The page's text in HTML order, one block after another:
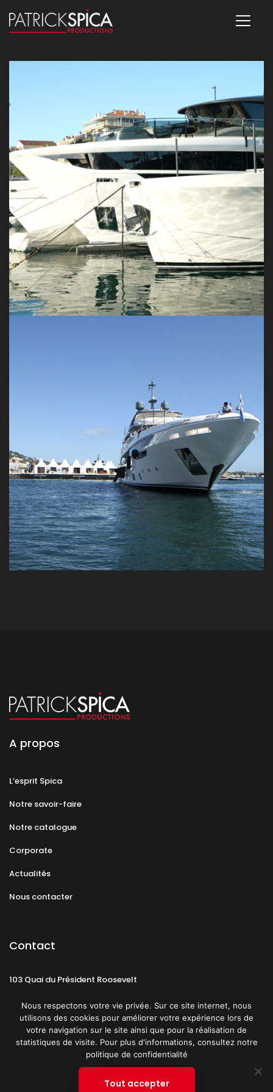
A propos
L’esprit Spica
Notre savoir-faire
Notre catalogue
Corporate
Actualités
Nous contacter
Contact
103 Quai du Président Roosevelt
CGU Politique de confidentialité
Nous respectons votre vie privée. Sur ce site internet, nous
utilisons des cookies pour améliorer votre expérience lors de
votre navigation sur le site ainsi que pour la réalisation de
statistiques de visite. Pour plus d'informations, consultez notre
politique de confidentialité
Tout accepter